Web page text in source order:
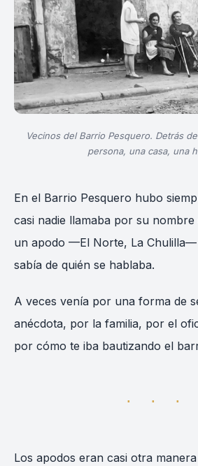
Vecinos del Barrio Pesquero. Detrás
persona, una casa, una
En el Barrio Pesquero hubo
casi nadie llamaba por su
un apodo —El Norte, La
sabía de quién se hablaba.
A veces venía por una forma de
anécdota, por la familia, por el
por cómo te iba bautizando el
⋅ ⋅ ⋅
Los apodos eran casi otra